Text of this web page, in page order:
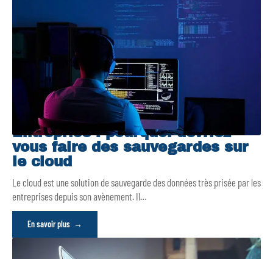
Entreprise : pourquoi devriez-
vous faire des sauvegardes sur
le cloud
Le cloud est une solution de sauvegarde des données très prisée par les
entreprises depuis son avènement. Il…
En savoir plus